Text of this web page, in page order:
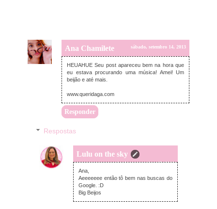
Ana Chamilete sábado, setembro 14, 2013
HEUAHUE Seu post apareceu bem na hora que
eu estava procurando uma música! Amei! Um
beijão e até mais.
www.queridaga.com
Responder
Respostas
Lulu on the sky
domingo, setembro 15, 2013
Ana,
Aeeeeeee então tô bem nas buscas do
Google. :D
Big Beijos